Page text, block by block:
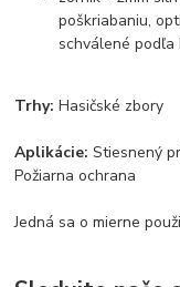
poškriabaniu,
schválené podľa
Trhy: Hasičské zbory
Aplikácie: Stiesnený
Požiarna ochrana
Jedná sa o mierne